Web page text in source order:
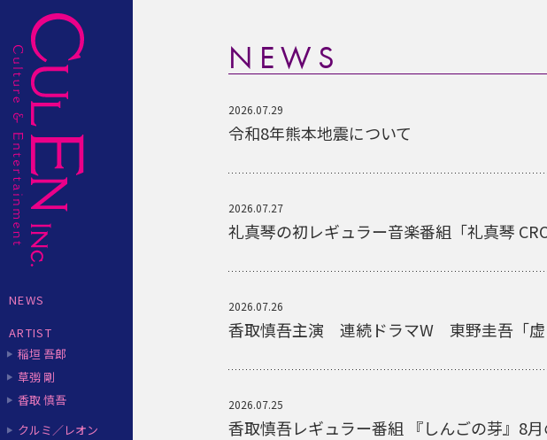
NEWS
ARTIST
稲垣 吾郎
草彅 剛
香取 慎吾
クルミ／レオン
NEWS
2026.07.29
令和8年熊本地震について
2026.07.27
礼真琴の初レギュラー音楽番組「礼真琴
2026.07.26
香取慎吾主演 連続ドラマW 東野圭吾「虚
2026.07.25
香取慎吾レギュラー番組 『しんごの芽』8